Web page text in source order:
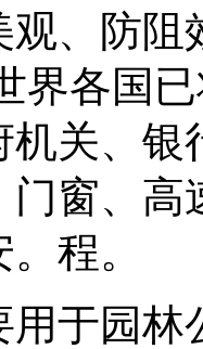
观、防
界各国
关、
窗、
程。
用于园林